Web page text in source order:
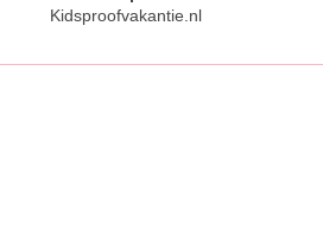
Kidsproofvakantie.nl